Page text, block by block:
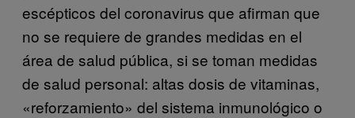
escépticos del coronavirus que afirman que
no se requiere de grandes medidas en el
área de salud pública, si se toman medidas
de salud personal: altas dosis de vitaminas,
«reforzamiento» del sistema inmunológico o